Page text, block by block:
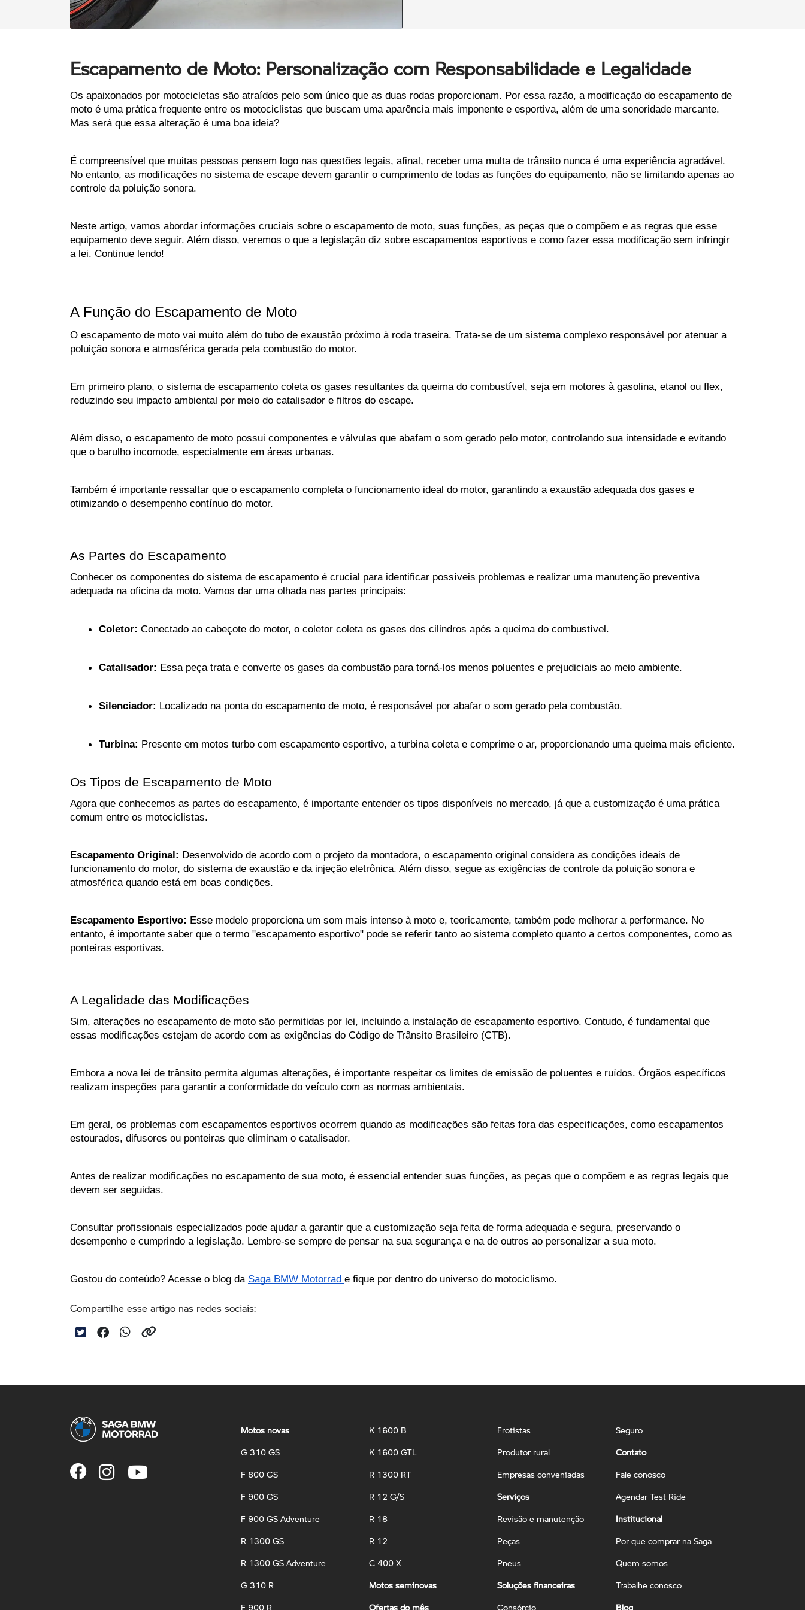
Escapamento de Moto: Personalização com Responsabilidade e Legalidade
Os apaixonados por motocicletas são atraídos pelo som único que as duas rodas proporcionam. Por essa razão, a modificação do escapamento de
moto é uma prática frequente entre os motociclistas que buscam uma aparência mais imponente e esportiva, além de uma sonoridade marcante.
Mas será que essa alteração é uma boa ideia?
É compreensível que muitas pessoas pensem logo nas questões legais, afinal, receber uma multa de trânsito nunca é uma experiência agradável.
No entanto, as modificações no sistema de escape devem garantir o cumprimento de todas as funções do equipamento, não se limitando apenas ao
controle da poluição sonora.
Neste artigo, vamos abordar informações cruciais sobre o escapamento de moto, suas funções, as peças que o compõem e as regras que esse
equipamento deve seguir. Além disso, veremos o que a legislação diz sobre escapamentos esportivos e como fazer essa modificação sem infringir
a lei. Continue lendo!
A Função do Escapamento de Moto
O escapamento de moto vai muito além do tubo de exaustão próximo à roda traseira. Trata-se de um sistema complexo responsável por atenuar a
poluição sonora e atmosférica gerada pela combustão do motor.
Em primeiro plano, o sistema de escapamento coleta os gases resultantes da queima do combustível, seja em motores à gasolina, etanol ou flex,
reduzindo seu impacto ambiental por meio do catalisador e filtros do escape.
Além disso, o escapamento de moto possui componentes e válvulas que abafam o som gerado pelo motor, controlando sua intensidade e evitando
que o barulho incomode, especialmente em áreas urbanas.
Também é importante ressaltar que o escapamento completa o funcionamento ideal do motor, garantindo a exaustão adequada dos gases e
otimizando o desempenho contínuo do motor.
As Partes do Escapamento
Conhecer os componentes do sistema de escapamento é crucial para identificar possíveis problemas e realizar uma manutenção preventiva
adequada na oficina da moto. Vamos dar uma olhada nas partes principais:
Coletor: Conectado ao cabeçote do motor, o coletor coleta os gases dos cilindros após a queima do combustível.
Catalisador: Essa peça trata e converte os gases da combustão para torná-los menos poluentes e prejudiciais ao meio ambiente.
Silenciador: Localizado na ponta do escapamento de moto, é responsável por abafar o som gerado pela combustão.
Turbina: Presente em motos turbo com escapamento esportivo, a turbina coleta e comprime o ar, proporcionando uma queima mais eficiente.
Os Tipos de Escapamento de Moto
Agora que conhecemos as partes do escapamento, é importante entender os tipos disponíveis no mercado, já que a customização é uma prática
comum entre os motociclistas.
Escapamento Original: Desenvolvido de acordo com o projeto da montadora, o escapamento original considera as condições ideais de
funcionamento do motor, do sistema de exaustão e da injeção eletrônica. Além disso, segue as exigências de controle da poluição sonora e
atmosférica quando está em boas condições.
Escapamento Esportivo: Esse modelo proporciona um som mais intenso à moto e, teoricamente, também pode melhorar a performance. No
entanto, é importante saber que o termo "escapamento esportivo" pode se referir tanto ao sistema completo quanto a certos componentes, como as
ponteiras esportivas.
A Legalidade das Modificações
Sim, alterações no escapamento de moto são permitidas por lei, incluindo a instalação de escapamento esportivo. Contudo, é fundamental que
essas modificações estejam de acordo com as exigências do Código de Trânsito Brasileiro (CTB).
Embora a nova lei de trânsito permita algumas alterações, é importante respeitar os limites de emissão de poluentes e ruídos. Órgãos específicos
realizam inspeções para garantir a conformidade do veículo com as normas ambientais.
Em geral, os problemas com escapamentos esportivos ocorrem quando as modificações são feitas fora das especificações, como escapamentos
estourados, difusores ou ponteiras que eliminam o catalisador.
Antes de realizar modificações no escapamento de sua moto, é essencial entender suas funções, as peças que o compõem e as regras legais que
devem ser seguidas.
Consultar profissionais especializados pode ajudar a garantir que a customização seja feita de forma adequada e segura, preservando o
desempenho e cumprindo a legislação. Lembre-se sempre de pensar na sua segurança e na de outros ao personalizar a sua moto.
Gostou do conteúdo? Acesse o blog da Saga BMW Motorrad e fique por dentro do universo do motociclismo.
Compartilhe esse artigo nas redes sociais:
Motos novas
G 310 GS
F 800 GS
F 900 GS
F 900 GS Adventure
R 1300 GS
R 1300 GS Adventure
G 310 R
F 900 R
K 1600 B
K 1600 GTL
R 1300 RT
R 12 G/S
R 18
R 12
C 400 X
Motos seminovas
Ofertas do mês
Frotistas
Produtor rural
Empresas conveniadas
Serviços
Revisão e manutenção
Peças
Pneus
Soluções financeiras
Consórcio
Seguro
Contato
Fale conosco
Agendar Test Ride
Institucional
Por que comprar na Saga
Quem somos
Trabalhe conosco
Blog